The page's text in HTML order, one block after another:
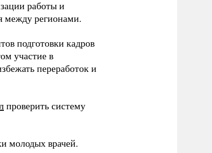
работы и
между регионами.
подготовки кадров
участие в
переработок и
проверить систему
молодых врачей.